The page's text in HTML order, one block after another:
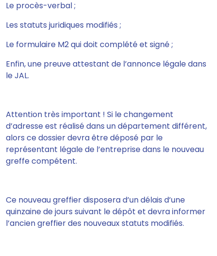
Le procès-verbal ;
Les statuts juridiques modifiés ;
Le formulaire M2 qui doit complété et signé ;
Enfin, une preuve attestant de l’annonce légale dans
le JAL.
Attention très important ! Si le changement
d’adresse est réalisé dans un département différent,
alors ce dossier devra être déposé par le
représentant légale de l’entreprise dans le nouveau
greffe compétent.
Ce nouveau greffier disposera d’un délais d’une
quinzaine de jours suivant le dépôt et devra informer
l’ancien greffier des nouveaux statuts modifiés.